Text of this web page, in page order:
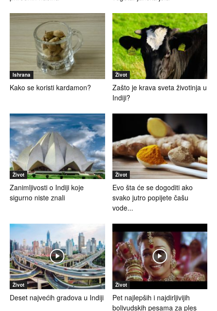
Ishrana
Kako se koristi kardamon?
Život
Zašto je krava sveta životinja u
Indiji?
Život
Zanimljivosti o Indiji koje
sigurno niste znali
Život
Evo šta će se dogoditi ako
svako jutro popijete čašu
vode...
Život
Deset najvećih gradova u Indiji
Život
Pet najlepših i najdirljivijih
bolivudskih pesama za ples